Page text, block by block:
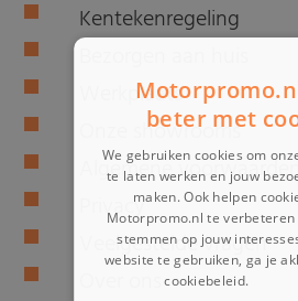
Kentekenregeling
Werkplaats
Onze showrooms
Algemene
Privacy
Veelgestelde vragen
beter met
We gebruiken cookies om
te laten werken en jouw
maken. Ook helpen
Motorpromo.nl te
stemmen op jouw
website te gebruiken, ga je
cookiebeleid.